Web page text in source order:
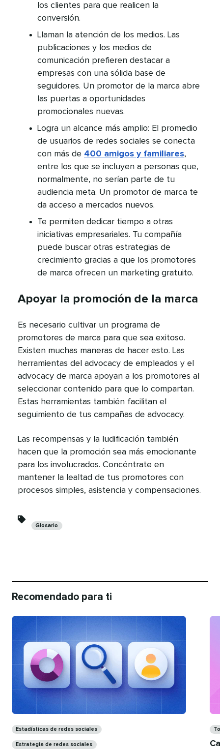
los clientes para que realicen la
conversión.​​
Llaman la atención de los medios. Las
publicaciones y los medios de
comunicación prefieren destacar a
empresas con una sólida base de
seguidores. Un promotor de la marca abre
las puertas a oportunidades
promocionales nuevas.​​
Logra un alcance más amplio: El promedio
de usuarios de redes sociales se conecta
con más de 400 amigos y familiares,
entre los que se incluyen a personas que,
normalmente, no serían parte de tu
audiencia meta. Un promotor de marca te
da acceso a mercados nuevos.​​
Te permiten dedicar tiempo a otras
iniciativas empresariales. Tu compañía
puede buscar otras estrategias de
crecimiento gracias a que los promotores
de marca ofrecen un marketing gratuito.​​
Apoyar la promoción de la marca​​
Es necesario cultivar un programa de
promotores de marca para que sea exitoso.
Existen muchas maneras de hacer esto. Las
herramientas del advocacy de empleados y el
advocacy de marca apoyan a los promotores al
seleccionar contenido para que lo compartan.
Estas herramientas también facilitan el
seguimiento de tus campañas de advocacy.​​
Las recompensas y la ludificación también
hacen que la promoción sea más emocionante
para los involucrados. Concéntrate en
mantener la lealtad de tus promotores con
procesos simples, asistencia y compensaciones.​​
Categorías​​
Glosario​​
Recomendado para ti​​
Estadísticas de redes sociales​​
Estrategia de redes sociales​​